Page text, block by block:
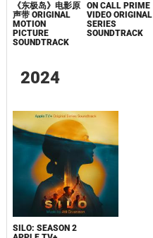
《东极岛》电影原
声带 ORIGINAL
MOTION
PICTURE
SOUNDTRACK
ON CALL PRIME
VIDEO ORIGINAL
SERIES
SOUNDTRACK
2024
SILO: SEASON 2